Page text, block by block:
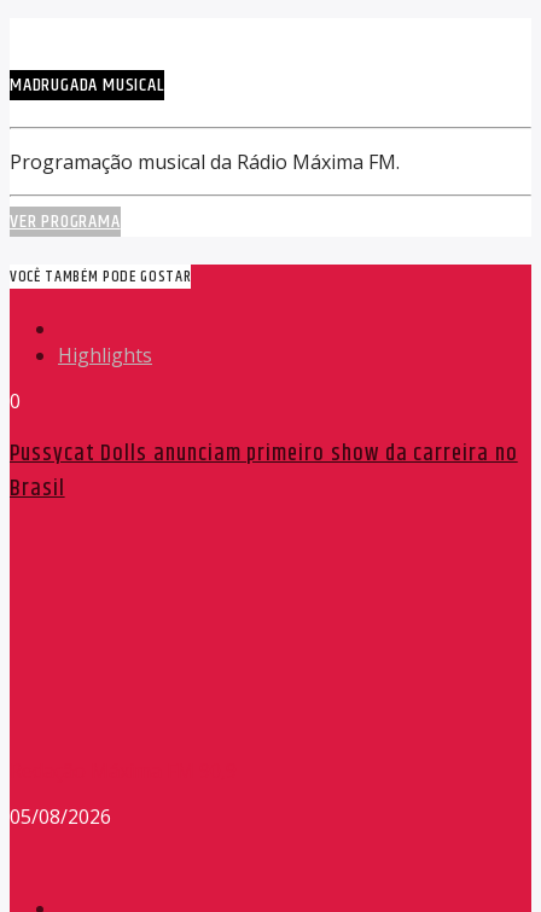
MADRUGADA MUSICAL
Programação musical da Rádio Máxima FM.
VER PROGRAMA
VOCÊ TAMBÉM PODE GOSTAR
Highlights
0
Pussycat Dolls anunciam primeiro show da carreira no
Brasil
05/08/2026